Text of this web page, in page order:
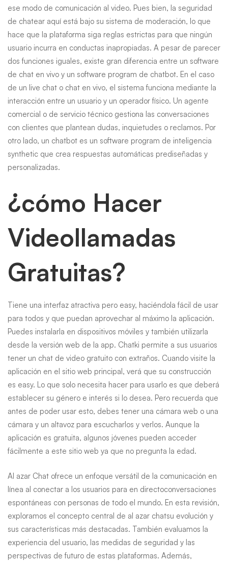
ese modo de comunicación al video. Pues bien, la seguridad
de chatear aquí está bajo su sistema de moderación, lo que
hace que la plataforma siga reglas estrictas para que ningún
usuario incurra en conductas inapropiadas. A pesar de parecer
dos funciones iguales, existe gran diferencia entre un software
de chat en vivo y un software program de chatbot. En el caso
de un live chat o chat en vivo, el sistema funciona mediante la
interacción entre un usuario y un operador físico. Un agente
comercial o de servicio técnico gestiona las conversaciones
con clientes que plantean dudas, inquietudes o reclamos. Por
otro lado, un chatbot es un software program de inteligencia
synthetic que crea respuestas automáticas prediseñadas y
personalizadas.
¿cómo Hacer
Videollamadas
Gratuitas?
Tiene una interfaz atractiva pero easy, haciéndola fácil de usar
para todos y que puedan aprovechar al máximo la aplicación.
Puedes instalarla en dispositivos móviles y también utilizarla
desde la versión web de la app. Chatki permite a sus usuarios
tener un chat de video gratuito con extraños. Cuando visite la
aplicación en el sitio web principal, verá que su construcción
es easy. Lo que solo necesita hacer para usarlo es que deberá
establecer su género e interés si lo desea. Pero recuerda que
antes de poder usar esto, debes tener una cámara web o una
cámara y un altavoz para escucharlos y verlos. Aunque la
aplicación es gratuita, algunos jóvenes pueden acceder
fácilmente a este sitio web ya que no pregunta la edad.
Al azar Chat ofrece un enfoque versátil de la comunicación en
línea al conectar a los usuarios para en directoconversaciones
espontáneas con personas de todo el mundo. En esta revisión,
exploramos el concepto central de al azar chatsu evolución y
sus características más destacadas. También evaluamos la
experiencia del usuario, las medidas de seguridad y las
perspectivas de futuro de estas plataformas. Además,